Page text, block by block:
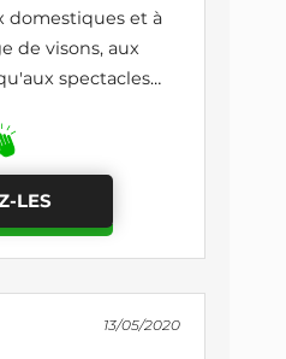
domestiques et à
de visons, aux
spectacles
LES
13/05/2020